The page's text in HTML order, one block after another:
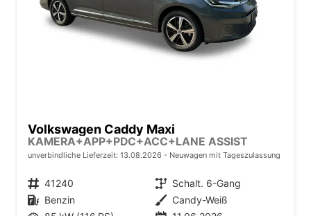
Volkswagen Caddy Maxi
KAMERA+APP+PDC+ACC+LANE ASSIST
unverbindliche Lieferzeit: 13.08.2026 Neuwagen mit Tageszulassung
Fahrzeugnr. 41240 Getriebe Schalt. 6-Gang
Kraftstoff Benzin Außenfarbe Candy-Weiß